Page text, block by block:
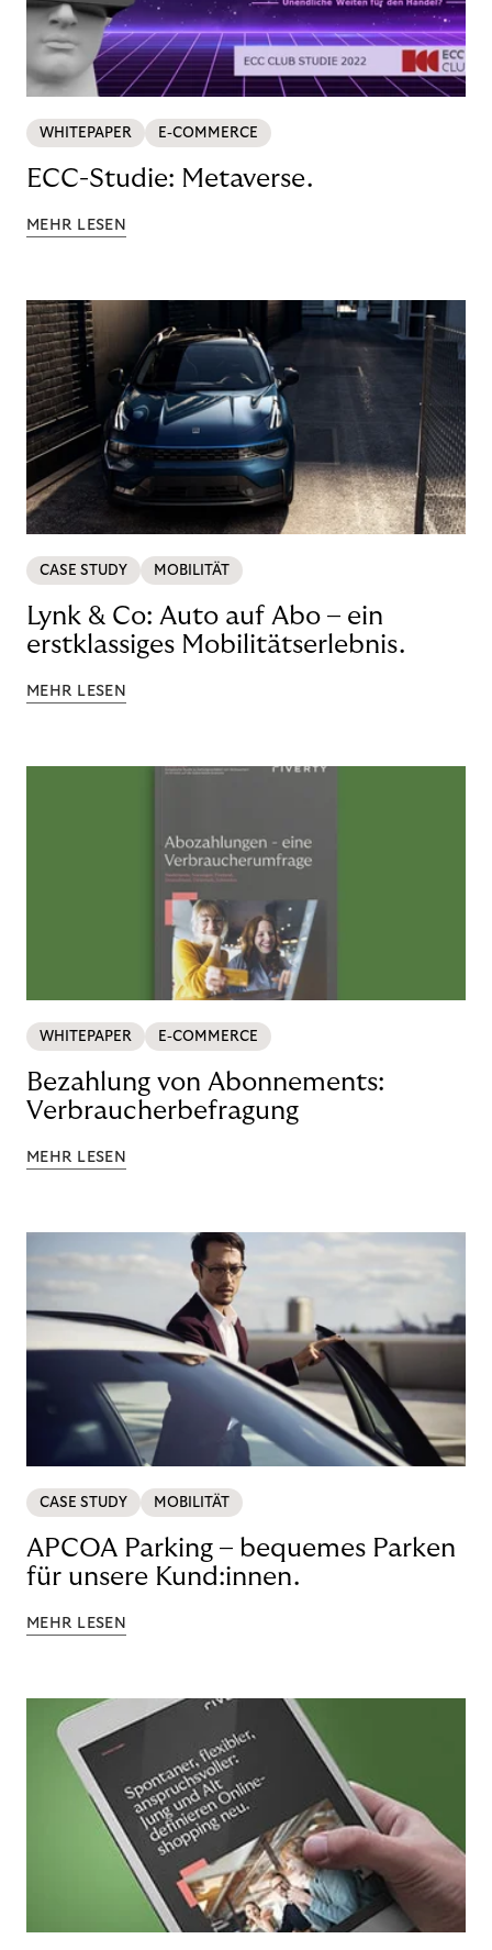
WHITEPAPER E-COMMERCE
ECC-Studie: Metaverse.
MEHR LESEN
CASE STUDY MOBILITÄT
Lynk & Co: Auto auf Abo – ein
erstklassiges Mobilitätserlebnis.
MEHR LESEN
WHITEPAPER E-COMMERCE
Bezahlung von Abonnements:
Verbraucherbefragung
MEHR LESEN
CASE STUDY MOBILITÄT
APCOA Parking – bequemes Parken
für unsere Kund:innen.
MEHR LESEN